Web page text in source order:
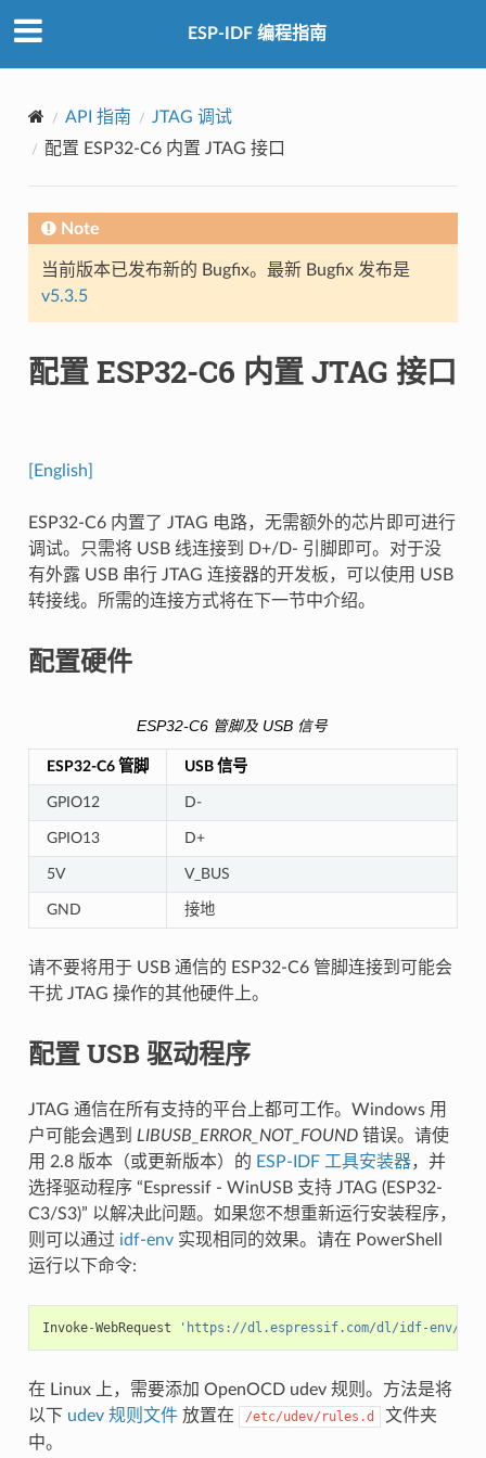
ESP-IDF 编程指南
API 指南
JTAG 调试
配置 ESP32-C6 内置 JTAG 接口
Note
当前版本已发布新的 Bugfix。最新 Bugfix 发布是
v5.3.5
配置 ESP32-C6 内置 JTAG 接口
[English]
ESP32-C6 内置了 JTAG 电路，无需额外的芯片即可进行
调试。只需将 USB 线连接到 D+/D- 引脚即可。对于没
有外露 USB 串行 JTAG 连接器的开发板，可以使用 USB
转接线。所需的连接方式将在下一节中介绍。
配置硬件
ESP32-C6 管脚及 USB 信号
ESP32-C6 管脚 USB 信号
GPIO12 D-
GPIO13 D+
5V V_BUS
GND 接地
请不要将用于 USB 通信的 ESP32-C6 管脚连接到可能会
干扰 JTAG 操作的其他硬件上。
配置 USB 驱动程序
JTAG 通信在所有支持的平台上都可工作。Windows 用
户可能会遇到 LIBUSB_ERROR_NOT_FOUND错误。请使
用 2.8 版本（或更新版本）的 ESP-IDF 工具安装器，并
选择驱动程序 “Espressif - WinUSB 支持 JTAG (ESP32-
C3/S3)” 以解决此问题。如果您不想重新运行安装程序，
则可以通过 idf-env实现相同的效果。请在 PowerShell
运行以下命令:
Invoke-WebRequest 'https://dl.espressif.com/dl/idf-env/
在 Linux 上，需要添加 OpenOCD udev 规则。方法是将
以下 udev 规则文件放置在 /etc/udev/rules.d
文件夹
中。